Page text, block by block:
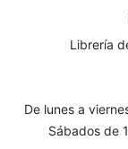
Librería
De lunes a
Sábados de